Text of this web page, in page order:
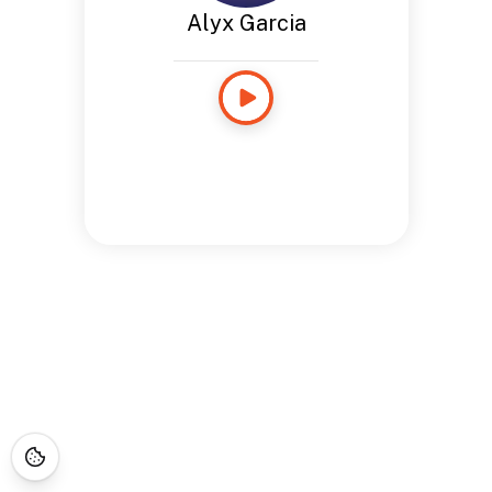
Alyx Garcia